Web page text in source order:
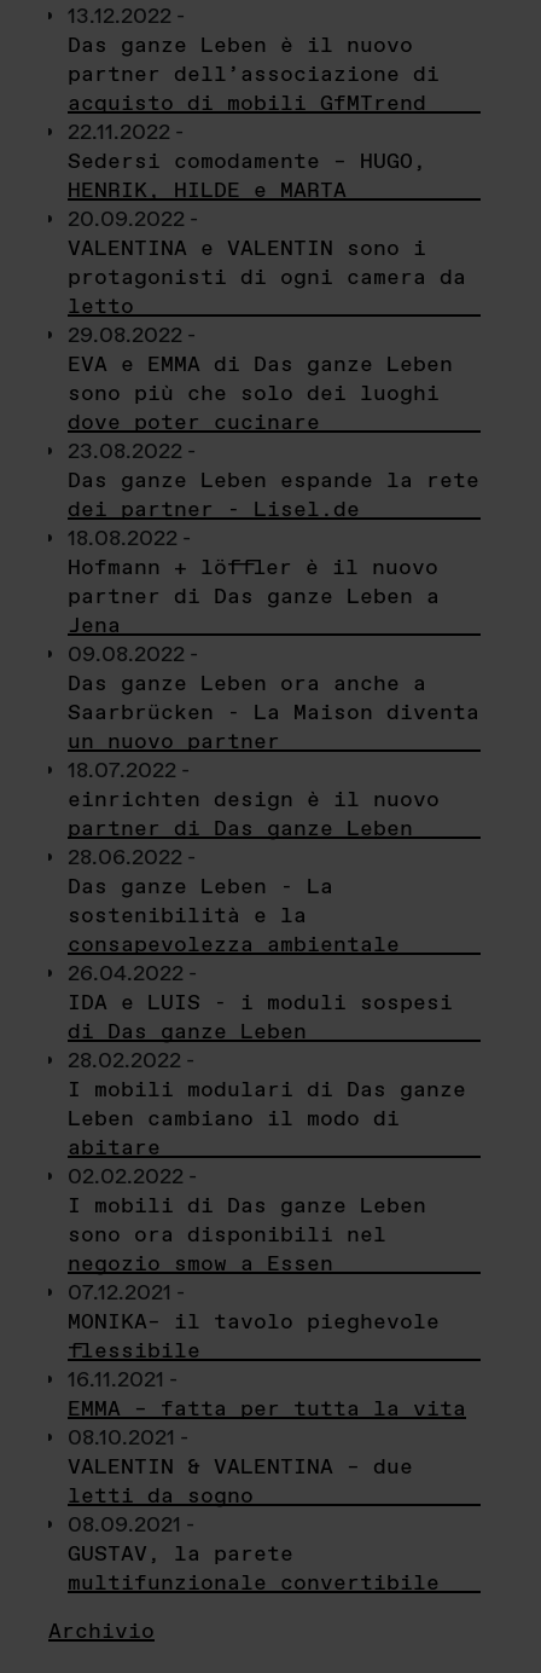
13.12.2022 -
Das ganze Leben è il nuovo
partner dell’associazione di
acquisto di mobili GfMTrend
22.11.2022 -
Sedersi comodamente – HUGO,
HENRIK, HILDE e MARTA
20.09.2022 -
VALENTINA e VALENTIN sono i
protagonisti di ogni camera da
letto
29.08.2022 -
EVA e EMMA di Das ganze Leben
sono più che solo dei luoghi
dove poter cucinare
23.08.2022 -
Das ganze Leben espande la rete
dei partner - Lisel.de
18.08.2022 -
Hofmann + löffler è il nuovo
partner di Das ganze Leben a
Jena
09.08.2022 -
Das ganze Leben ora anche a
Saarbrücken - La Maison diventa
un nuovo partner
18.07.2022 -
einrichten design è il nuovo
partner di Das ganze Leben
28.06.2022 -
Das ganze Leben - La
sostenibilità e la
consapevolezza ambientale
26.04.2022 -
IDA e LUIS - i moduli sospesi
di Das ganze Leben
28.02.2022 -
I mobili modulari di Das ganze
Leben cambiano il modo di
abitare
02.02.2022 -
I mobili di Das ganze Leben
sono ora disponibili nel
negozio smow a Essen
07.12.2021 -
MONIKA– il tavolo pieghevole
flessibile
16.11.2021 -
EMMA – fatta per tutta la vita
08.10.2021 -
VALENTIN & VALENTINA – due
letti da sogno
08.09.2021 -
GUSTAV, la parete
multifunzionale convertibile
Archivio